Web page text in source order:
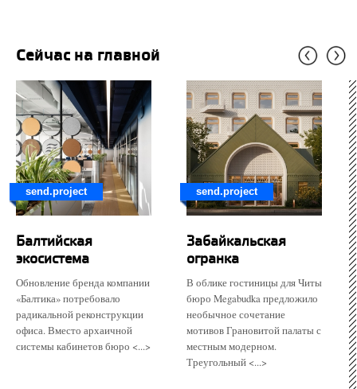
Сейчас на главной
send.project
Балтийская
экосистема
Обновление бренда компании
«Балтика» потребовало
радикальной реконструкции
офиса. Вместо архаичной
системы кабинетов бюро <...>
send.project
Забайкальская
огранка
В облике гостиницы для Читы
бюро Megabudka предложило
необычное сочетание
мотивов Грановитой палаты с
местным модерном.
Треугольный <...>